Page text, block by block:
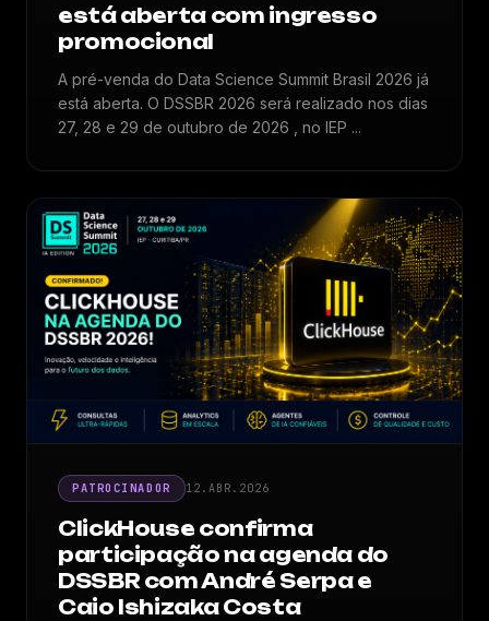
está aberta com ingresso
promocional
A pré-venda do Data Science Summit Brasil 2026 já
está aberta. O DSSBR 2026 será realizado nos dias
27, 28 e 29 de outubro de 2026 , no IEP ...
PATROCINADOR 12.ABR.2026
ClickHouse confirma
participação na agenda do
DSSBR com André Serpa e
Caio Ishizaka Costa